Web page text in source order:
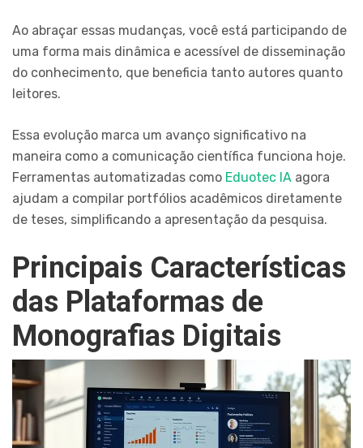
Ao abraçar essas mudanças, você está participando de
uma forma mais dinâmica e acessível de disseminação
do conhecimento, que beneficia tanto autores quanto
leitores.
Essa evolução marca um avanço significativo na
maneira como a comunicação científica funciona hoje.
Ferramentas automatizadas como Eduotec IA agora
ajudam a compilar portfólios acadêmicos diretamente
de teses, simplificando a apresentação da pesquisa.
Principais Características
das Plataformas de
Monografias Digitais